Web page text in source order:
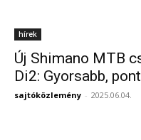
hírek
Új Shimano MTB
Di2: Gyorsabb,
sajtóközlemény - 2025.06.04.